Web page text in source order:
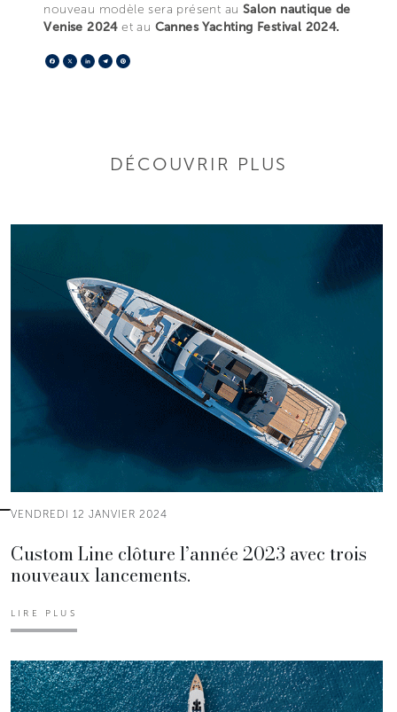
nouveau modèle sera présent au Salon nautique de
Venise 2024et au Cannes Yachting Festival 2024.
Facebook
X LinkedIn
Telegram
DÉCOUVRIR PLUS
VENDREDI 12 JANVIER 2024
Custom Line clôture l’année 2023 avec trois
nouveaux lancements.
LIRE PLUS